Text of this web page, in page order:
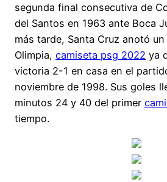
segunda final consecutiva de
del Santos en 1963 ante Boca
más tarde, Santa Cruz anotó
Olimpia, camiseta psg 2022 ya
victoria 2-1 en casa en el
noviembre de 1998. Sus goles
minutos 24 y 40 del primer
tiempo.